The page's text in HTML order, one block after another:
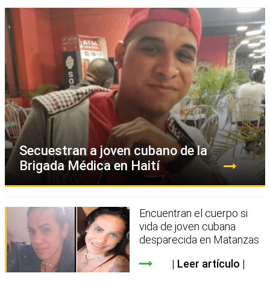
Secuestran a joven cubano de la
Brigada Médica en Haití
Encuentran el cuerpo si
vida de joven cubana
desparecida en Matanzas
Leer artículo